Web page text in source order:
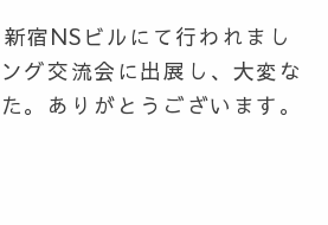
宿NSビルにて行われまし
グ交流会に出展し、大変な
。ありがとうございます。